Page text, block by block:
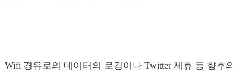
Wifi 경유로의 데이터의 로깅이나 Twitter 제휴 등 향후